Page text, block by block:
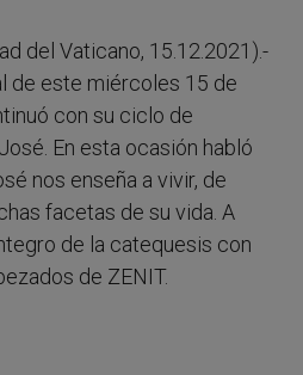
del Vaticano, 15.12.2021).-
de este miércoles 15 de
con su ciclo de
En esta ocasión habló
nos enseña a vivir, de
facetas de su vida. A
de la catequesis con
de ZENIT.